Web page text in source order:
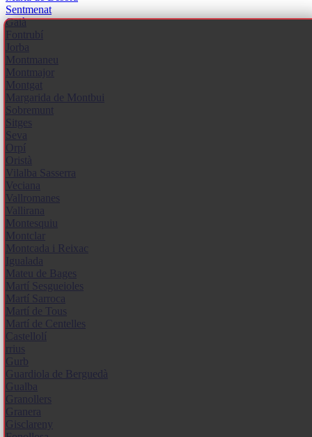
Sentmenat
Gaià
Fontrubí
Jorba
Montmaneu
Montmajor
Montgat
Margarida de Montbui
Sobremunt
Sitges
Seva
Orpí
Oristà
Vilalba Sasserra
Veciana
Vallromanes
Vallirana
Montesquiu
Montclar
Montcada i Reixac
Igualada
Mateu de Bages
Martí Sesgueioles
Martí Sarroca
Martí de Tous
Martí de Centelles
Castellolí
rrius
Gurb
Guardiola de Berguedà
Gualba
Granollers
Granera
Gisclareny